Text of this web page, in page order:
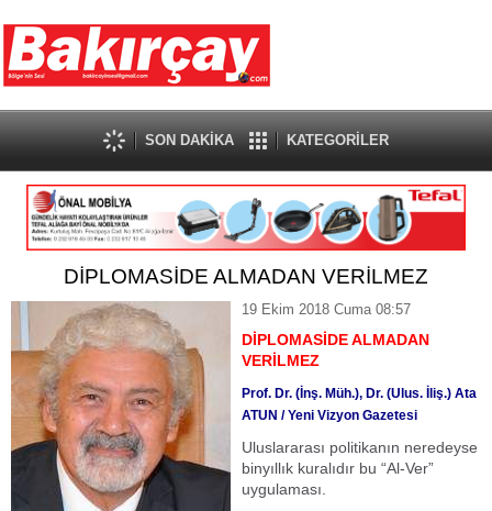
SON DAKİKA KATEGORİLER
DİPLOMASİDE ALMADAN VERİLMEZ
19 Ekim 2018 Cuma 08:57
DİPLOMASİDE ALMADAN
VERİLMEZ
Prof. Dr. (İnş. Müh.), Dr. (Ulus. İliş.) Ata
ATUN / Yeni Vizyon Gazetesi
Uluslararası politikanın neredeyse
binyıllık kuralıdır bu “Al-Ver”
uygulaması.